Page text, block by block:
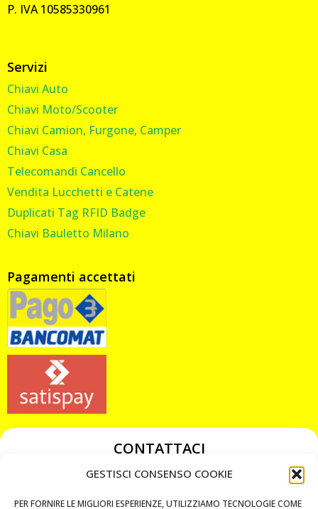
GESTISCI CONSENSO COOKIE
PER FORNIRE LE MIGLIORI ESPERIENZE, UTILIZZIAMO TECNOLOGIE COME
P. IVA 10585330961
Servizi
Chiavi Auto
Chiavi Moto/Scooter
Chiavi Camion, Furgone, Camper
Chiavi Casa
Telecomandi Cancello
Vendita Lucchetti e Catene
Duplicati Tag RFID Badge
Chiavi Bauletto Milano
Pagamenti accettati
CONTATTACI
349 3863811